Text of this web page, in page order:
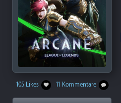
105 Likes 11 Kommentare